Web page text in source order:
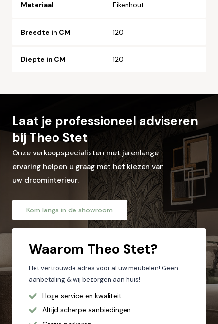
Woonplaats*
Let op: zorg dat alle velden met een * zijn ingevuld.
Materiaal Eikenhout
Breedte in CM 120
Diepte in CM 120
Laat je professioneel adviseren
bij Theo Stet
Onze verkoopspecialisten met jarenlange
ervaring helpen u graag met het kiezen van
uw droominterieur.
Kom langs in de showroom
Waarom Theo Stet?
Het vertrouwde adres voor al uw meubelen! Geen
aanbetaling & wij bezorgen aan huis!
Hoge service en kwaliteit
Altijd scherpe aanbiedingen